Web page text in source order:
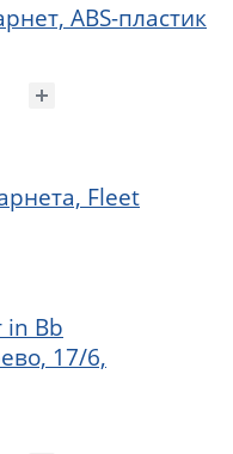
ABS-пластик
Fleet
in Bb
17/6,